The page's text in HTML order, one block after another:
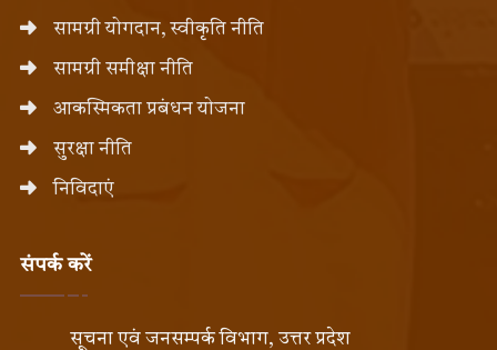
सामग्री योगदान, स्वीकृति नीति
सामग्री समीक्षा नीति
आकस्मिकता प्रबंधन योजना
सुरक्षा नीति
निविदाएं
संपर्क करें
सूचना एवं जनसम्पर्क विभाग, उत्तर प्रदेश